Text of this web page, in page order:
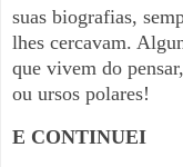
suas biografias,
lhes cercavam.
que vivem do
ou ursos polares!
E CONTINUEI